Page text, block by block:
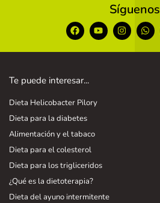
Síguenos
Te puede interesar...
Dieta Helicobacter Pilory
Dieta para la diabetes
Alimentación y el tabaco
Dieta para el colesterol
Dieta para los trigliceridos
¿Qué es la dietoterapia?
Dieta del ayuno intermitente